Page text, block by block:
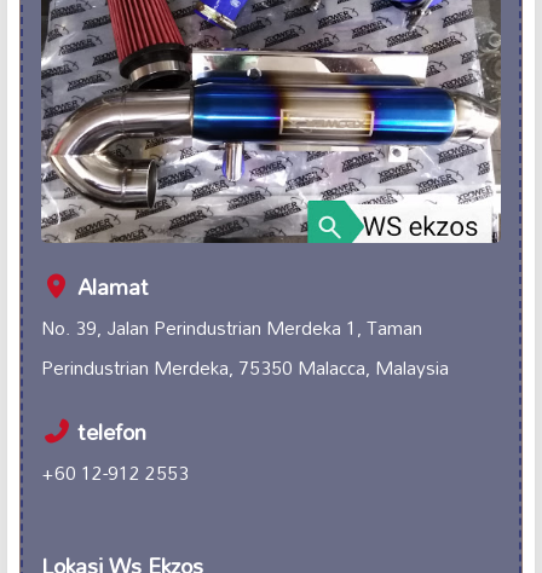
Alamat
No. 39, Jalan Perindustrian Merdeka 1, Taman
Perindustrian Merdeka, 75350 Malacca, Malaysia
telefon
+60 12-912 2553